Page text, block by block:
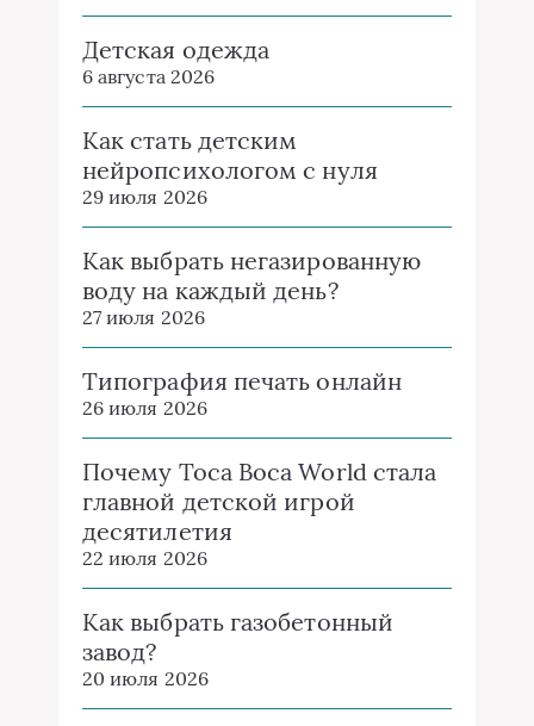
Детская одежда
6 августа 2026
Как стать детским
нейропсихологом с нуля
29 июля 2026
Как выбрать негазированную
воду на каждый день?
27 июля 2026
Типография печать онлайн
26 июля 2026
Почему Toca Boca World стала
главной детской игрой
десятилетия
22 июля 2026
Как выбрать газобетонный
завод?
20 июля 2026